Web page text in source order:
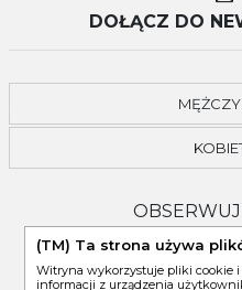
DOŁĄCZ DO
(TM) Ta strona używa
Witryna wykorzystuje pliki cookie
informacji z urządzenia